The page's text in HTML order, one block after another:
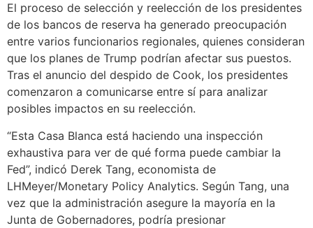
El proceso de selección y reelección de los presidentes
de los bancos de reserva ha generado preocupación
entre varios funcionarios regionales, quienes consideran
que los planes de Trump podrían afectar sus puestos.
Tras el anuncio del despido de Cook, los presidentes
comenzaron a comunicarse entre sí para analizar
posibles impactos en su reelección.
“Esta Casa Blanca está haciendo una inspección
exhaustiva para ver de qué forma puede cambiar la
Fed”, indicó Derek Tang, economista de
LHMeyer/Monetary Policy Analytics. Según Tang, una
vez que la administración asegure la mayoría en la
Junta de Gobernadores, podría presionar